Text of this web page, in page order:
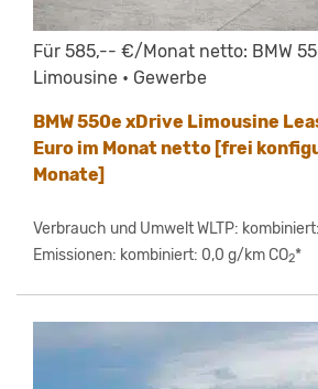
Für 585,-- €/Monat netto: BMW
Limousine • Gewerbe
BMW 550e xDrive Limousine
Euro im Monat netto [frei
Monate]
Verbrauch und Umwelt WLTP:
Emissionen: kombiniert: 0,0 g/km CO2*